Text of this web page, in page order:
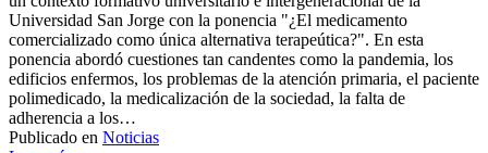
Universidad San Jorge con la ponencia "¿El medicamento
comercializado como única alternativa terapeútica?". En esta
ponencia abordó cuestiones tan candentes como la pandemia, los
edificios enfermos, los problemas de la atención primaria, el paciente
polimedicado, la medicalización de la sociedad, la falta de
adherencia a los…
Publicado en Noticias